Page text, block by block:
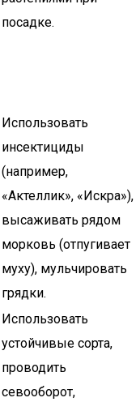
посадке.
Использовать
инсектициды
(например,
«Актеллик», «Искра»),
высаживать рядом
морковь (отпугивает
муху), мульчировать
грядки.
Использовать
устойчивые сорта,
проводить
севооборот,